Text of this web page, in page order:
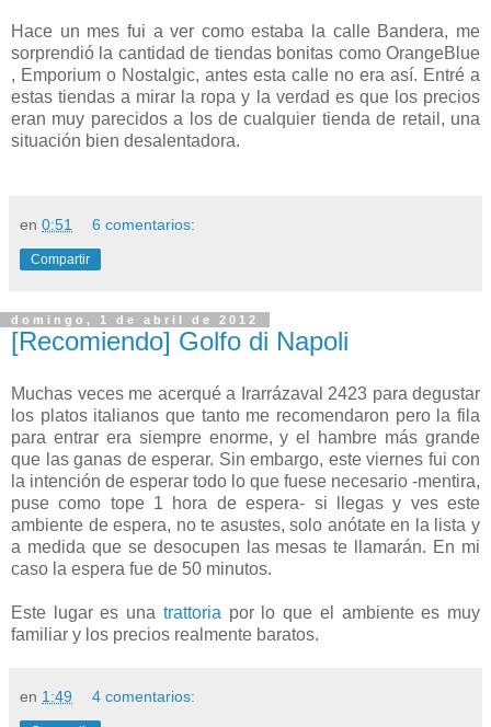
Hace un mes fui a ver como estaba la calle Bandera, me
sorprendió la cantidad de tiendas bonitas como OrangeBlue
, Emporium o Nostalgic, antes esta calle no era así. Entré a
estas tiendas a mirar la ropa y la verdad es que los precios
eran muy parecidos a los de cualquier tienda de retail, una
situación bien desalentadora.
en 0:51 6 comentarios:
Compartir
domingo, 1 de abril de 2012
[Recomiendo] Golfo di Napoli
Muchas veces me acerqué a Irarrázaval 2423 para degustar
los platos italianos que tanto me recomendaron pero la fila
para entrar era siempre enorme, y el hambre más grande
que las ganas de esperar. Sin embargo, este viernes fui con
la intención de esperar todo lo que fuese necesario -mentira,
puse como tope 1 hora de espera- si llegas y ves este
ambiente de espera, no te asustes, solo anótate en la lista y
a medida que se desocupen las mesas te llamarán. En mi
caso la espera fue de 50 minutos.
Este lugar es una trattoria por lo que el ambiente es muy
familiar y los precios realmente baratos.
en 1:49 4 comentarios: